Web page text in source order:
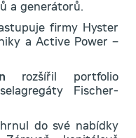
a generátorů.
firmy Hyster
a Active Power –
rozšířil portfolio
Fischer-
do své nabídky